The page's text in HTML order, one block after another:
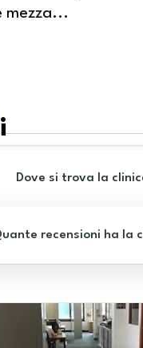
...
Dove si trova la
recensioni ha la